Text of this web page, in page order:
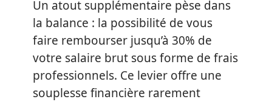
Un atout supplémentaire pèse dans
la balance : la possibilité de vous
faire rembourser jusqu’à 30% de
votre salaire brut sous forme de frais
professionnels. Ce levier offre une
souplesse financière rarement